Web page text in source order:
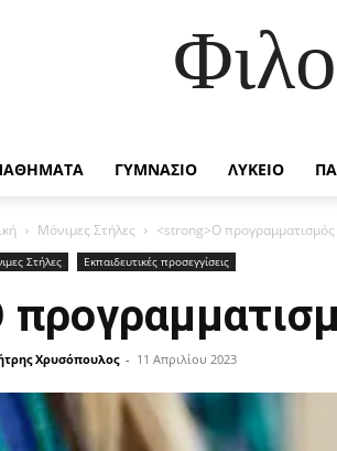
ΓΥΜΝΑΣΙΟ ΛΥΚΕΙΟ
Μόνιμες Στήλες <strong>Ο
Στήλες Εκπαιδευτικές προσεγγίσεις
Χρυσόπουλος - 11 Απριλίου 2023